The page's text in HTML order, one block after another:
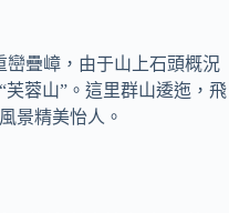
巒疊嶂，由于山上石頭概況
蓉山”。這里群山逶迤，飛
景精美怡人。